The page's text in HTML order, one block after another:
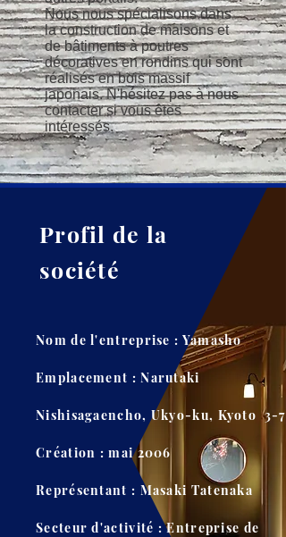
Nous nous spécialisons dans
la construction de maisons et
de bâtiments à poutres
décoratives en rondins qui sont
réalisés en bois massif
japonais.N'hésitez pas à nous
contacter si vous êtes
intéressés.
Profil de la
société
Nom de l'entreprise​ : Yamasho
Emplacement : Narutaki
Nishisagaencho, Ukyo-ku, Kyoto 3-7
Création : mai 2006
Représentant : Masaki Tatenaka
Secteur d'activité : Entreprise de